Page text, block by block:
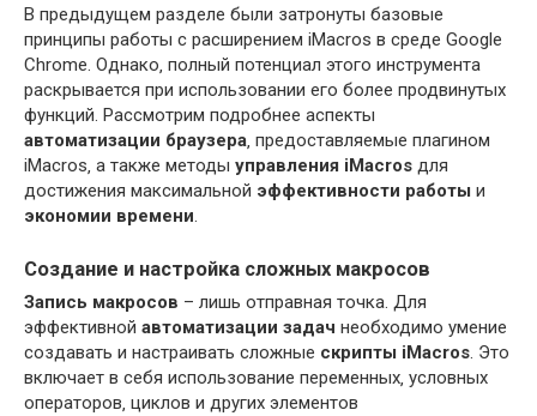
В предыдущем разделе были затронуты базовые
принципы работы с расширением iMacros в среде Google
Chrome. Однако‚ полный потенциал этого инструмента
раскрывается при использовании его более продвинутых
функций. Рассмотрим подробнее аспекты
автоматизации браузера‚ предоставляемые плагином
iMacros‚ а также методы управления iMacros для
достижения максимальной эффективности работы и
экономии времени.
Создание и настройка сложных макросов
Запись макросов – лишь отправная точка. Для
эффективной автоматизации задач необходимо умение
создавать и настраивать сложные скрипты iMacros. Это
включает в себя использование переменных‚ условных
операторов‚ циклов и других элементов